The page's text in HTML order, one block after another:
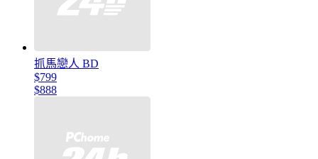
抓馬戀人 BD
$799
$888